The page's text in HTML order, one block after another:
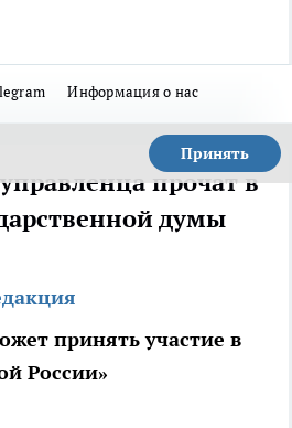
Информация о нас
Принять
прочат в
думы
принять участие в
России»